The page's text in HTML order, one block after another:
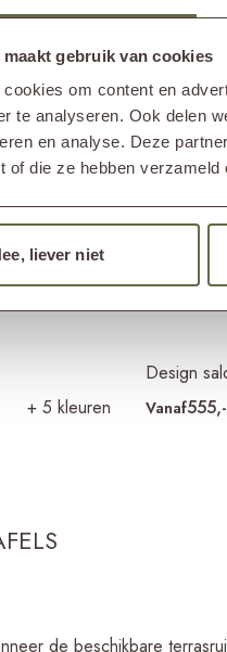
maakt gebruik van cookies
cookies om content en
te analyseren. Ook delen
en analyse. Deze
of die ze hebben
liever niet
+ 5 kleuren
Design
Vanaf555,-
de beschikbare